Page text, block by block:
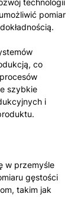
pomiar
co
szybkie
i
w przemyśle
gęstości
takim jak